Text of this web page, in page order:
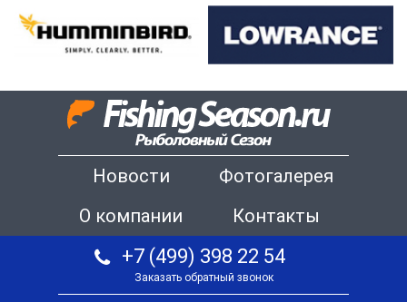
Новости
Фотогалерея
О компании
Контакты
+7 (499) 398 22 54
Заказать обратный звонок